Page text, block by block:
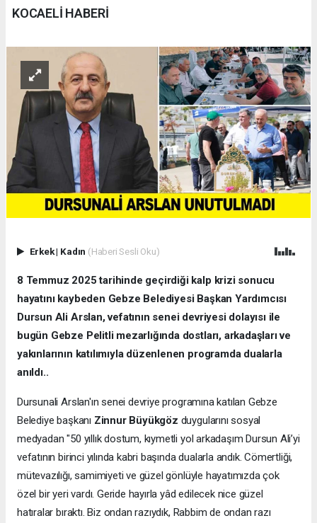
KOCAELİ HABERİ
Erkek| Kadın (Haberi Sesli Oku)
8 Temmuz 2025 tarihinde geçirdiği kalp krizi sonucu
hayatını kaybeden Gebze Belediyesi Başkan Yardımcısı
Dursun Ali Arslan, vefatının senei devriyesi dolayısı ile
bugün Gebze Pelitli mezarlığında dostları, arkadaşları ve
yakınlarının katılımıyla düzenlenen programda dualarla
anıldı..
Dursunali Arslan'ın senei devriye programına katılan Gebze
Belediye başkanı Zinnur Büyükgöz duygularını sosyal
medyadan "50 yıllık dostum, kıymetli yol arkadaşım Dursun Ali’yi
vefatının birinci yılında kabri başında dualarla andık. Cömertliği,
mütevazılığı, samimiyeti ve güzel gönlüyle hayatımızda çok
özel bir yeri vardı. Geride hayırla yâd edilecek nice güzel
hatıralar bıraktı. Biz ondan razıydık, Rabbim de ondan razı